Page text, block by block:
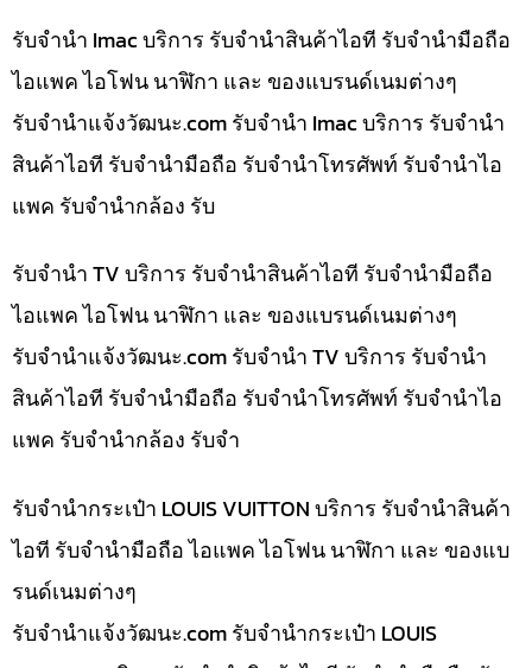
รับจำนำ Imac บริการ รับจำนำสินค้าไอที รับจำนำมือถือ
ไอแพค ไอโฟน นาฬิกา และ ของแบรนด์เนมต่างๆ
รับจํานําแจ้งวัฒนะ.com รับจำนำ Imac บริการ รับจำนำ
สินค้าไอที รับจำนำมือถือ รับจำนำโทรศัพท์ รับจำนำไอ
แพค รับจำนำกล้อง รับ
รับจำนำ TV บริการ รับจำนำสินค้าไอที รับจำนำมือถือ
ไอแพค ไอโฟน นาฬิกา และ ของแบรนด์เนมต่างๆ
รับจํานําแจ้งวัฒนะ.com รับจำนำ TV บริการ รับจำนำ
สินค้าไอที รับจำนำมือถือ รับจำนำโทรศัพท์ รับจำนำไอ
แพค รับจำนำกล้อง รับจำ
รับจำนำกระเป๋า LOUIS VUITTON บริการ รับจำนำสินค้า
ไอที รับจำนำมือถือ ไอแพค ไอโฟน นาฬิกา และ ของแบ
รนด์เนมต่างๆ
รับจํานําแจ้งวัฒนะ.com รับจำนำกระเป๋า LOUIS